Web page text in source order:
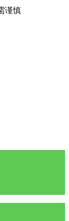
谨慎